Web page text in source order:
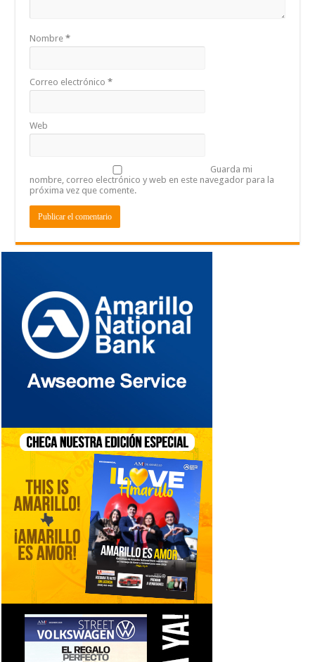
Nombre*
Correo electrónico*
Web
Guarda mi
nombre, correo electrónico y web en este navegador para la
próxima vez que comente.